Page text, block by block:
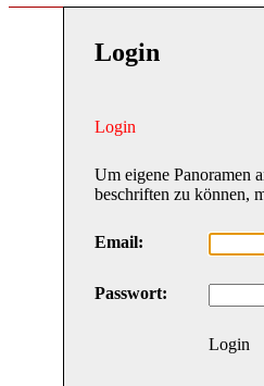
Login
Login
Um eigene Panoramen
beschriften zu können,
Email:
Passwort:
Login